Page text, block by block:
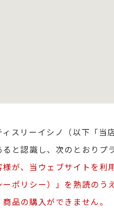
ィスリーイシノ（以下「当
ると認識し、次のとおりプ
様が、当ウェブサイトを利
ーポリシー）」を熟読のう
商品の購入ができません。